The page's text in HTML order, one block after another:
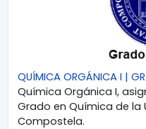
QUÍMICA ORGÁNICA I |
Química Orgánica I,
Grado en Química de la
Compostela.